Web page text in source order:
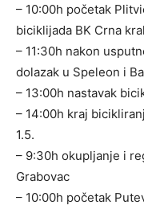
– 10:00h početak
biciklijada BK Crna
– 11:30h nakon
dolazak u Speleon i
– 13:00h nastavak
– 14:00h kraj
1.5.
– 9:30h okupljanje i
Grabovac
– 10:00h početak